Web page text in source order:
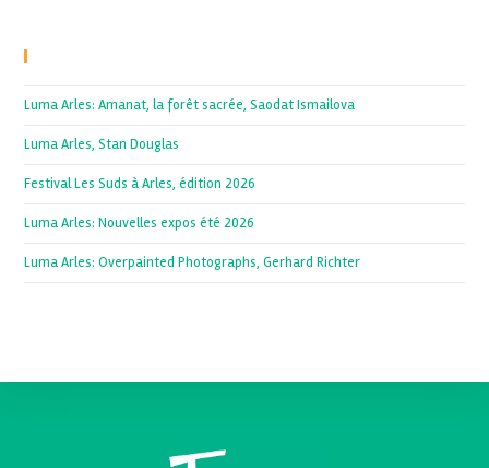
Luma Arles: Amanat, la forêt sacrée, Saodat Ismailova
Luma Arles, Stan Douglas
Festival Les Suds à Arles, édition 2026
Luma Arles: Nouvelles expos été 2026
Luma Arles: Overpainted Photographs, Gerhard Richter